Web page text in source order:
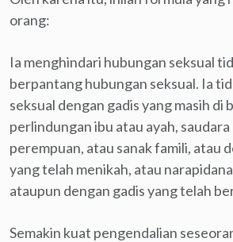
orang:
Ia menghindari hubungan seksual
berpantang hubungan seksual. Ia
seksual dengan gadis yang masih di
perlindungan ibu atau ayah,
perempuan, atau sanak famili, atau
yang telah menikah, atau
ataupun dengan gadis yang telah
Semakin kuat pengendalian